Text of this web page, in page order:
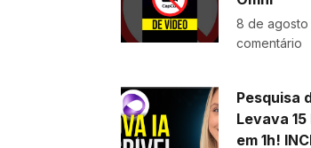
8 de
comentário
Pesquisa
Levava
em 1h!